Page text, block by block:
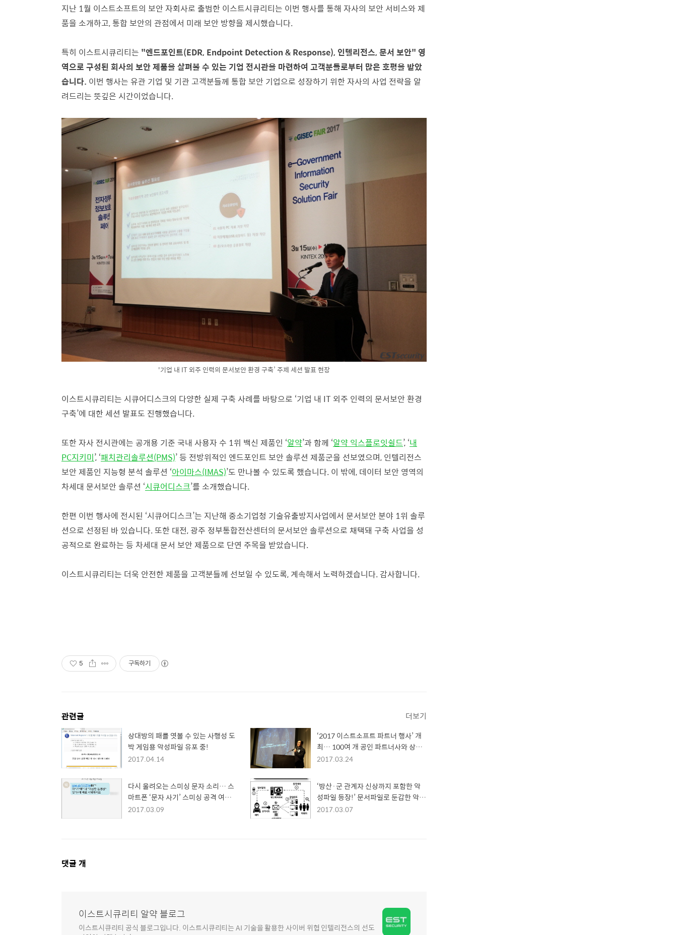
지난 1월 이스트소프트의 보안 자회사로 출범한 이스트시큐리티는 이번 행사를 통해 자사의 보안 서비스와 제
품을 소개하고, 통합 보안의 관점에서 미래 보안 방향을 제시했습니다.
특히 이스트시큐리티는 "엔드포인트(EDR, Endpoint Detection & Response), 인텔리전스, 문서 보안" 영
역으로 구성된 회사의 보안 제품을 살펴볼 수 있는 기업 전시관을 마련하여 고객분들로부터 많은 호평을 받았
습니다. 이번 행사는 유관 기업 및 기관 고객분들께 통합 보안 기업으로 성장하기 위한 자사의 사업 전략을 알
려드리는 뜻깊은 시간이었습니다.
'기업 내 IT 외주 인력의 문서보안 환경 구축’ 주제 세션 발표 현장
이스트시큐리티는 시큐어디스크의 다양한 실제 구축 사례를 바탕으로 ‘기업 내 IT 외주 인력의 문서보안 환경
구축’에 대한 세션 발표도 진행했습니다.
또한 자사 전시관에는 공개용 기준 국내 사용자 수 1위 백신 제품인 ‘알약’과 함께 ‘알약 익스플로잇쉴드’, ‘내
PC지키미’, ‘패치관리솔루션(PMS)’ 등 전방위적인 엔드포인트 보안 솔루션 제품군을 선보였으며, 인텔리전스
보안 제품인 지능형 분석 솔루션 ‘아이마스(IMAS)’도 만나볼 수 있도록 했습니다. 이 밖에, 데이터 보안 영역의
차세대 문서보안 솔루션 ‘시큐어디스크’를 소개했습니다.
한편 이번 행사에 전시된 ‘시큐어디스크’는 지난해 중소기업청 기술유출방지사업에서 문서보안 분야 1위 솔루
션으로 선정된 바 있습니다. 또한 대전, 광주 정부통합전산센터의 문서보안 솔루션으로 채택돼 구축 사업을 성
공적으로 완료하는 등 차세대 문서 보안 제품으로 단연 주목을 받았습니다.
이스트시큐리티는 더욱 안전한 제품을 고객분들께 선보일 수 있도록, 계속해서 노력하겠습니다. 감사합니다.
5 구독하기
관련글 더보기
상대방의 패를 엿볼 수 있는 사행성 도
박 게임용 악성파일 유포 중!
2017.04.14
‘2017 이스트소프트 파트너 행사’ 개
최… 100여 개 공인 파트너사와 상생
방안 도모
2017.03.24
다시 울려오는 스미싱 문자 소리… 스
마트폰 ‘문자 사기’ 스미싱 공격 여전히
활개쳐!
2017.03.09
‘방산·군 관계자 신상까지 포함한 악
성파일 등장!’ 문서파일로 둔갑한 악성
파일 감염 주의
2017.03.07
댓
댓글 개
이스트시큐리티 알약 블로그
이스트시큐리티 공식 블로그입니다. 이스트시큐리티는 AI 기술을 활용한 사이버 위협 인텔리전스의 선도